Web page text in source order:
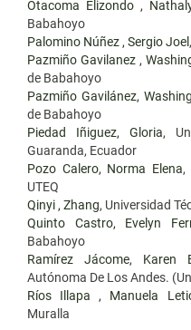
Otacoma Elizondo ,
Babahoyo
Palomino Núñez , Sergio Joel
Pazmiño Gavilanez ,
de Babahoyo
Pazmiño Gavilánez,
de Babahoyo
Piedad Iñiguez, Gloria,
Guaranda, Ecuador
Pozo Calero, Norma Elena,
UTEQ
Qinyi , Zhang, Universidad
Quinto Castro, Evelyn
Babahoyo
Ramírez Jácome, Karen
Autónoma De Los Andes.
Ríos Illapa , Manuela
Muralla